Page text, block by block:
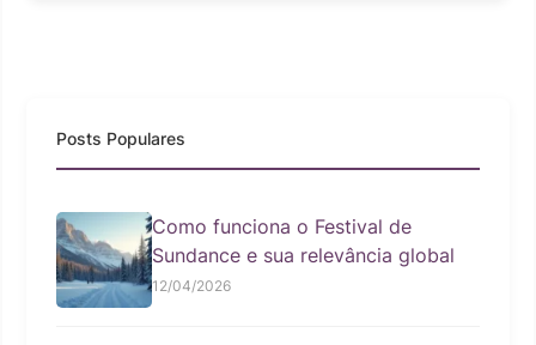
Posts Populares
Como funciona o Festival de
Sundance e sua relevância global
12/04/2026